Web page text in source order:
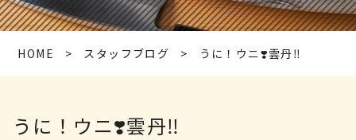
HOME スタッフブログ うに！ウニ❣️雲丹‼️
うに！ウニ❣️雲丹‼️